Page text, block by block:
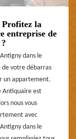
Profitez la
entreprise de
dans le
de votre débarras
un appartement.
Antiquaire est
nous vous
avec
dans le